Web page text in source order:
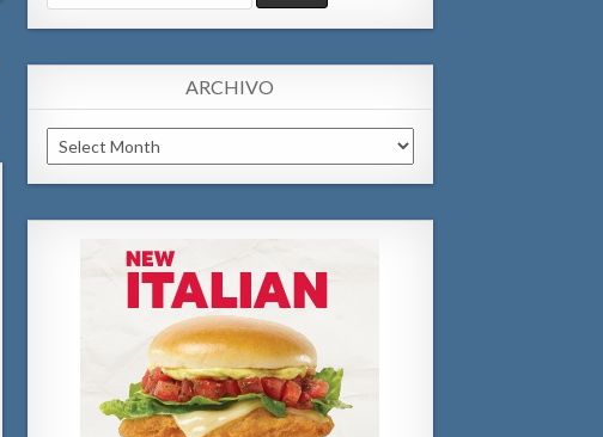
for:
ARCHIVO
Archivo